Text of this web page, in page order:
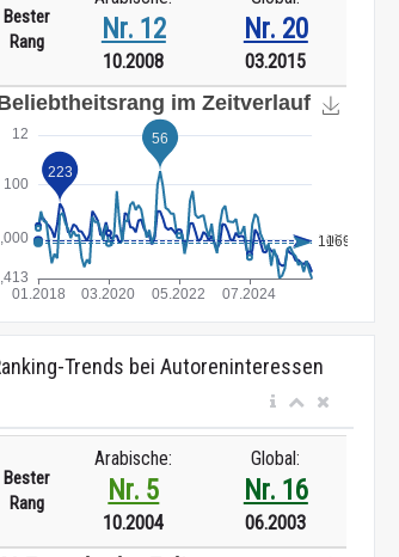
Bester
Rang
Nr. 12
10.2008
Nr. 20
03.2015
Trends bei Autoreninteressen
Bester
Rang
Arabische:
Nr. 5
10.2004
Global:
Nr. 16
06.2003